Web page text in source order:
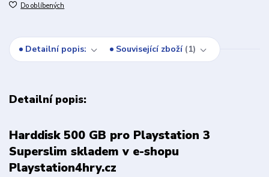
Do oblíbených
Detailní popis: Související zboží 1
Detailní popis:
Harddisk 500 GB pro Playstation 3
Superslim skladem v e-shopu
Playstation4hry.cz